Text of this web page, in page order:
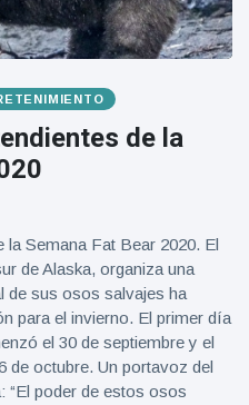
de la
Semana Fat Bear 2020. El
de Alaska, organiza una
de sus osos salvajes ha
para el invierno. El primer día
el 30 de septiembre y el
de octubre. Un portavoz del
“El poder de estos osos